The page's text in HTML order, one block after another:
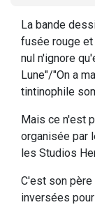
La bande
fusée rouge
nul n'ignore
Lune"/"On a
tintinophile
Mais ce n'est
organisée par
les Studios
C'est son père
inversées